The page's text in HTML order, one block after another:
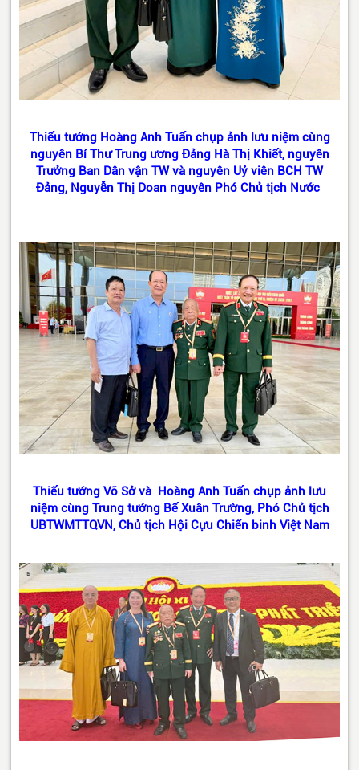
Thiếu tướng Hoàng Anh Tuấn chụp ảnh lưu niệm cùng
nguyên Bí Thư Trung ương Đảng Hà Thị Khiết, nguyên
Trưởng Ban Dân vận TWvà nguyên Uỷ viên BCH TW
Đảng, Nguyễn Thị Doan nguyên Phó Chủ tịch Nước
Thiếu tướng Võ Sở và Hoàng Anh Tuấn chụp ảnh lưu
niệm cùng Trung tướng Bế Xuân Trường, Phó Chủ tịch
UBTWMTTQVN, Chủ tịch Hội Cựu Chiến binh Việt Nam